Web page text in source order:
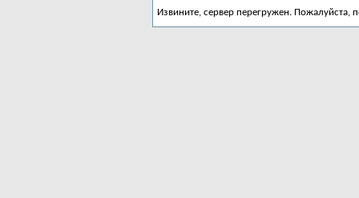
Извините, сервер перегружен. Пожалуйста,